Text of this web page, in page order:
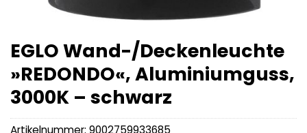
EGLO Wand-/Deckenleuchte
»REDONDO«, Aluminiumguss,
3000K – schwarz